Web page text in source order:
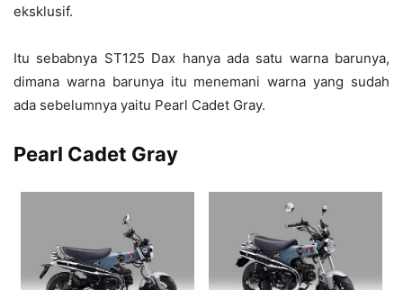
eksklusif.
Itu sebabnya ST125 Dax hanya ada satu warna barunya,
dimana warna barunya itu menemani warna yang sudah
ada sebelumnya yaitu Pearl Cadet Gray.
Pearl Cadet Gray